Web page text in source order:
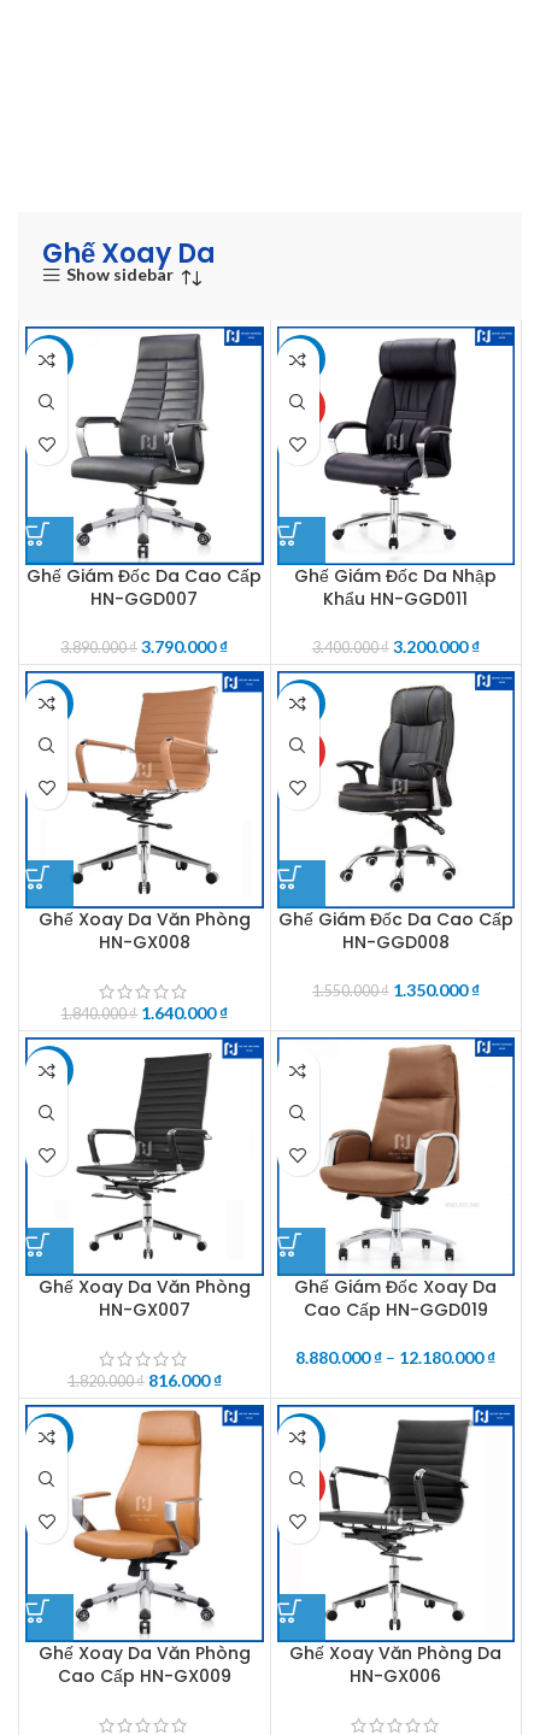
Ghế Xoay Da
Show sidebar
-3%
Ghế Giám Đốc Da Cao Cấp
HN-GGD007
3.890.000₫ 3.790.000₫
-6%
HOT
Ghế Giám Đốc Da Nhập
Khẩu HN-GGD011
3.400.000₫ 3.200.000₫
-11%
Ghế Xoay Da Văn Phòng
HN-GX008
1.840.000₫ 1.640.000₫
-13%
HOT
Ghế Giám Đốc Da Cao Cấp
HN-GGD008
1.550.000₫ 1.350.000₫
-55%
Ghế Xoay Da Văn Phòng
HN-GX007
1.820.000₫ 816.000₫
Ghế Giám Đốc Xoay Da
Cao Cấp HN-GGD019
8.880.000₫ – 12.180.000₫
-4%
Ghế Xoay Da Văn Phòng
Cao Cấp HN-GX009
-55%
HOT
Ghế Xoay Văn Phòng Da
HN-GX006